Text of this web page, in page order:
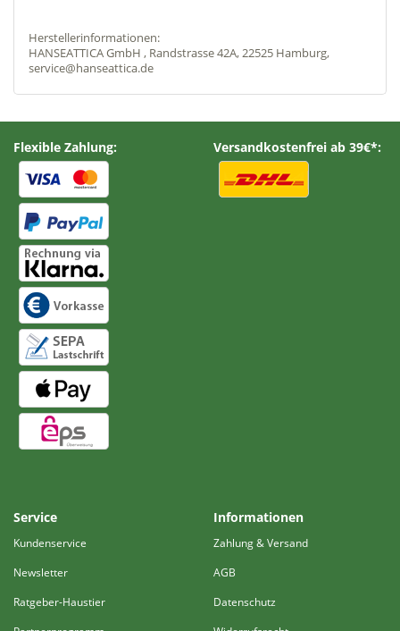
Herstellerinformationen:
HANSEATTICA GmbH , Randstrasse 42A, 22525 Hamburg,
service@hanseattica.de
Flexible Zahlung: Versandkostenfrei ab 39€*:
Service
Kundenservice
Newsletter
Ratgeber-Haustier
Informationen
Zahlung & Versand
AGB
Datenschutz